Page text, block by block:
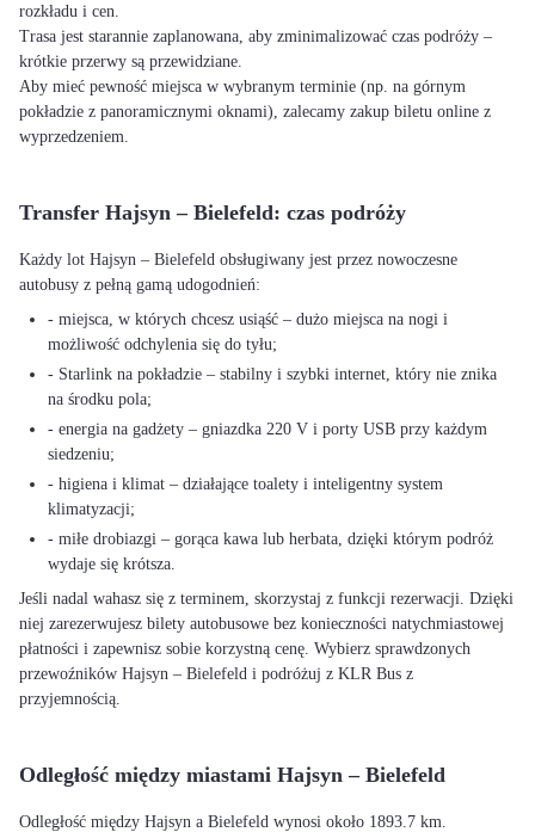
rozkładu i cen.
Trasa jest starannie zaplanowana, aby zminimalizować czas podróży –
krótkie przerwy są przewidziane.
Aby mieć pewność miejsca w wybranym terminie (np. na górnym
pokładzie z panoramicznymi oknami), zalecamy zakup biletu online z
wyprzedzeniem.
Transfer Hajsyn – Bielefeld: czas podróży
Każdy lot Hajsyn – Bielefeld obsługiwany jest przez nowoczesne
autobusy z pełną gamą udogodnień:
- miejsca, w których chcesz usiąść – dużo miejsca na nogi i
możliwość odchylenia się do tyłu;
- Starlink na pokładzie – stabilny i szybki internet, który nie znika
na środku pola;
- energia na gadżety – gniazdka 220 V i porty USB przy każdym
siedzeniu;
- higiena i klimat – działające toalety i inteligentny system
klimatyzacji;
- miłe drobiazgi – gorąca kawa lub herbata, dzięki którym podróż
wydaje się krótsza.
Jeśli nadal wahasz się z terminem, skorzystaj z funkcji rezerwacji. Dzięki
niej zarezerwujesz bilety autobusowe bez konieczności natychmiastowej
płatności i zapewnisz sobie korzystną cenę. Wybierz sprawdzonych
przewoźników Hajsyn – Bielefeld i podróżuj z KLR Bus z
przyjemnością.
Odległość między miastami Hajsyn – Bielefeld
Odległość między Hajsyn a Bielefeld wynosi około 1893.7 km.